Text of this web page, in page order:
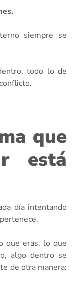
siempre se
todo lo de
que
está
día intentando
que eras, lo que
algo dentro se
de otra manera: